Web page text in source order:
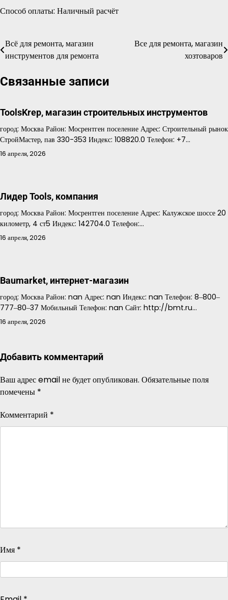
Способ оплаты: Наличный расчёт
Навигация
записям
Всё для ремонта, магазин
инструментов для ремонта
Все для ремонта, магазин
хозтоваров
Связанные записи
ToolsKrep, магазин строительных инструментов
город: Москва Район: Мосрентген поселение Адрес: Строительный рынок
СтройМастер, пав 330-353 Индекс: 108820.0 Телефон: +7…
16 апреля, 2026
Лидер Tools, компания
город: Москва Район: Мосрентген поселение Адрес: Калужское шоссе 20
километр, 4 ст5 Индекс: 142704.0 Телефон:…
16 апреля, 2026
Baumarket, интернет-магазин
город: Москва Район: nan Адрес: nan Индекс: nan Телефон: 8‒800‒
777‒80‒37 Мобильный Телефон: nan Сайт: http://bmt.ru…
16 апреля, 2026
Добавить комментарий
Ваш адрес email не будет опубликован. Обязательные поля
помечены *
Комментарий *
Имя *